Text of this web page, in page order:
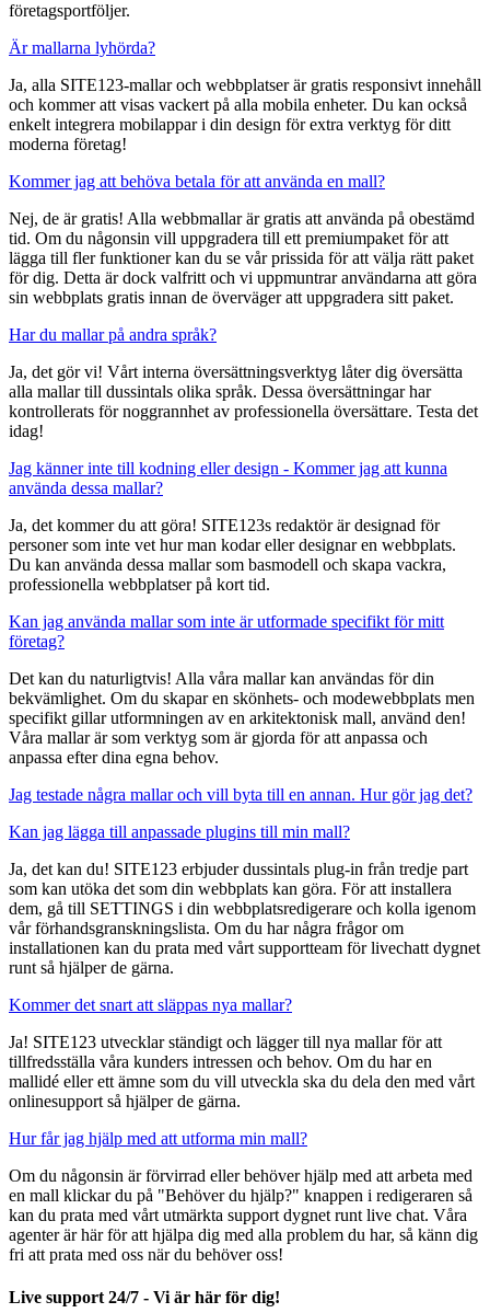
företagsportföljer.
Är mallarna lyhörda?
Ja, alla SITE123-mallar och webbplatser är gratis responsivt innehåll
och kommer att visas vackert på alla mobila enheter. Du kan också
enkelt integrera mobilappar i din design för extra verktyg för ditt
moderna företag!
Kommer jag att behöva betala för att använda en mall?
Nej, de är gratis! Alla webbmallar är gratis att använda på obestämd
tid. Om du någonsin vill uppgradera till ett premiumpaket för att
lägga till fler funktioner kan du se vår prissida för att välja rätt paket
för dig. Detta är dock valfritt och vi uppmuntrar användarna att göra
sin webbplats gratis innan de överväger att uppgradera sitt paket.
Har du mallar på andra språk?
Ja, det gör vi! Vårt interna översättningsverktyg låter dig översätta
alla mallar till dussintals olika språk. Dessa översättningar har
kontrollerats för noggrannhet av professionella översättare. Testa det
idag!
Jag känner inte till kodning eller design - Kommer jag att kunna
använda dessa mallar?
Ja, det kommer du att göra! SITE123s redaktör är designad för
personer som inte vet hur man kodar eller designar en webbplats.
Du kan använda dessa mallar som basmodell och skapa vackra,
professionella webbplatser på kort tid.
Kan jag använda mallar som inte är utformade specifikt för mitt
företag?
Det kan du naturligtvis! Alla våra mallar kan användas för din
bekvämlighet. Om du skapar en skönhets- och modewebbplats men
specifikt gillar utformningen av en arkitektonisk mall, använd den!
Våra mallar är som verktyg som är gjorda för att anpassa och
anpassa efter dina egna behov.
Jag testade några mallar och vill byta till en annan. Hur gör jag det?
Kan jag lägga till anpassade plugins till min mall?
Ja, det kan du! SITE123 erbjuder dussintals plug-in från tredje part
som kan utöka det som din webbplats kan göra. För att installera
dem, gå till SETTINGS i din webbplatsredigerare och kolla igenom
vår förhandsgranskningslista. Om du har några frågor om
installationen kan du prata med vårt supportteam för livechatt dygnet
runt så hjälper de gärna.
Kommer det snart att släppas nya mallar?
Ja! SITE123 utvecklar ständigt och lägger till nya mallar för att
tillfredsställa våra kunders intressen och behov. Om du har en
mallidé eller ett ämne som du vill utveckla ska du dela den med vårt
onlinesupport så hjälper de gärna.
Hur får jag hjälp med att utforma min mall?
Om du någonsin är förvirrad eller behöver hjälp med att arbeta med
en mall klickar du på "Behöver du hjälp?" knappen i redigeraren så
kan du prata med vårt utmärkta support dygnet runt live chat. Våra
agenter är här för att hjälpa dig med alla problem du har, så känn dig
fri att prata med oss när du behöver oss!
Live support 24/7 - Vi är här för dig!